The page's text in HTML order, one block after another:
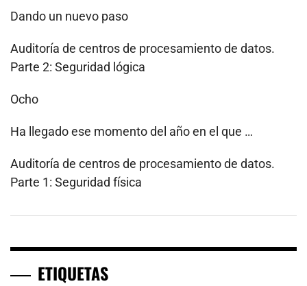
Dando un nuevo paso
Auditoría de centros de procesamiento de datos.
Parte 2: Seguridad lógica
Ocho
Ha llegado ese momento del año en el que …
Auditoría de centros de procesamiento de datos.
Parte 1: Seguridad física
ETIQUETAS